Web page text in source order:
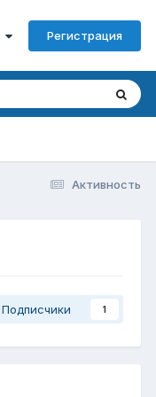
Регистрация
Активность
Подписчики 1